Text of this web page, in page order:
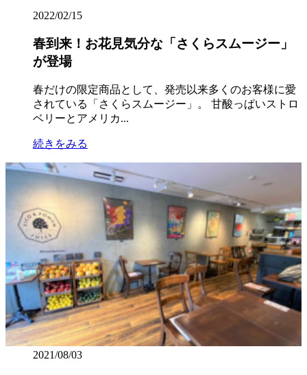
2022/02/15
春到来！お花見気分な「さくらスムージー」
が登場
春だけの限定商品として、発売以来多くのお客様に愛
されている「さくらスムージー」。 甘酸っぱいストロ
ベリーとアメリカ...
続きをみる
2021/08/03